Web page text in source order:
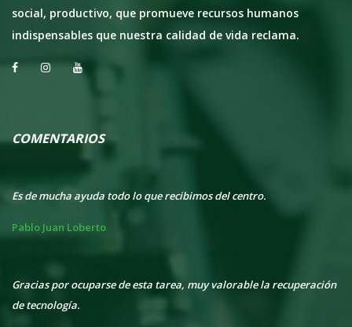
social, productivo, que promueve recursos humanos
indispensables que nuestra calidad de vida reclama.
COMENTARIOS
Es de mucha ayuda todo lo que recibimos del centro.
Pablo Juan Loberto
Gracias por ocuparse de esta tarea, muy valorable la recuperación
de tecnología.